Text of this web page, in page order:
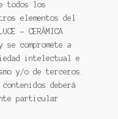
todos los
elementos del
– CERÁMICA
y se compromete a
intelectual e
y/o de terceros.
deberá
particular